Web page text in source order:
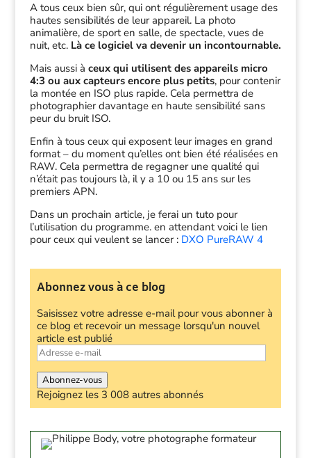
A tous ceux bien sûr, qui ont régulièrement usage des
hautes sensibilités de leur appareil. La photo
animalière, de sport en salle, de spectacle, vues de
nuit, etc. Là ce logiciel va devenir un incontournable.
Mais aussi à ceux qui utilisent des appareils micro
4:3 ou aux capteurs encore plus petits, pour contenir
la montée en ISO plus rapide. Cela permettra de
photographier davantage en haute sensibilité sans
peur du bruit ISO.
Enfin à tous ceux qui exposent leur images en grand
format – du moment qu’elles ont bien été réalisées en
RAW. Cela permettra de regagner une qualité qui
n’était pas toujours là, il y a 10 ou 15 ans sur les
premiers APN.
Dans un prochain article, je ferai un tuto pour
l’utilisation du programme. en attendant voici le lien
pour ceux qui veulent se lancer : DXO PureRAW 4
Abonnez vous à ce blog
Saisissez votre adresse e-mail pour vous abonner à
ce blog et recevoir un message lorsqu'un nouvel
article est publié
Adresse
e-
mail
Abonnez-vous
Rejoignez les 3 008 autres abonnés